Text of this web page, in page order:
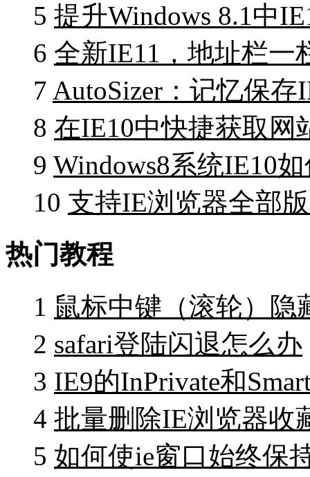
5 提升Windows 8.1中
6 全新IE11，地址栏一
7 AutoSizer：记忆保
8 在IE10中快捷获取网
9 Windows8系统IE10
10 支持IE浏览器全部
热门教程
1 鼠标中键（滚轮）隐
2 safari登陆闪退怎么办
3 IE9的InPrivate和
4 批量删除IE浏览器收
5 如何使ie窗口始终保